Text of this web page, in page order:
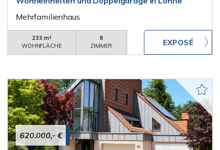
Mehrfamilienhaus
233 m²
WOHNFLÄCHE
8
ZIMMER
620.000,- €